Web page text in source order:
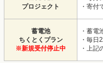
プロジェクト
・寄付
蓄電池
ちくとくプラン
※新規受付停止中
・蓄電
・毎日
・上記